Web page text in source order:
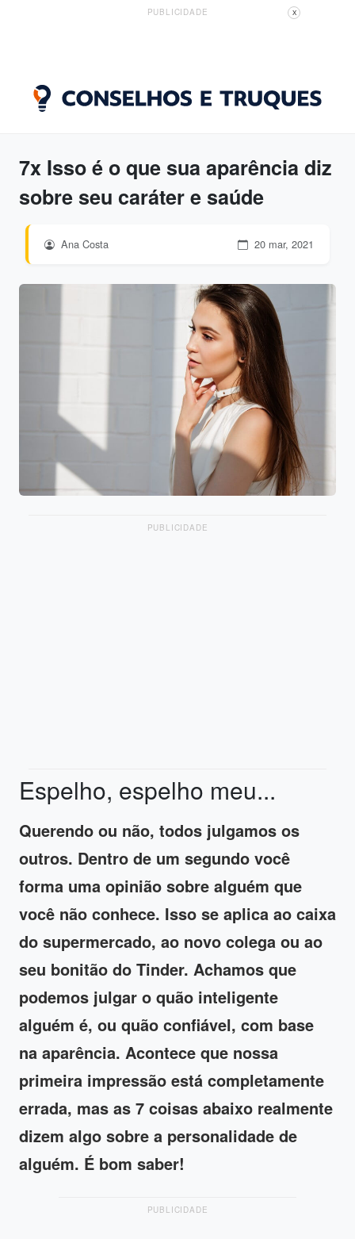
PUBLICIDADE X
7x Isso é o que sua aparência diz
sobre seu caráter e saúde
Ana Costa 20 mar, 2021
PUBLICIDADE
Espelho, espelho meu...
Querendo ou não, todos julgamos os
outros. Dentro de um segundo você
forma uma opinião sobre alguém que
você não conhece. Isso se aplica ao caixa
do supermercado, ao novo colega ou ao
seu bonitão do Tinder. Achamos que
podemos julgar o quão inteligente
alguém é, ou quão confiável, com base
na aparência. Acontece que nossa
primeira impressão está completamente
errada, mas as 7 coisas abaixo realmente
dizem algo sobre a personalidade de
alguém. É bom saber!
PUBLICIDADE